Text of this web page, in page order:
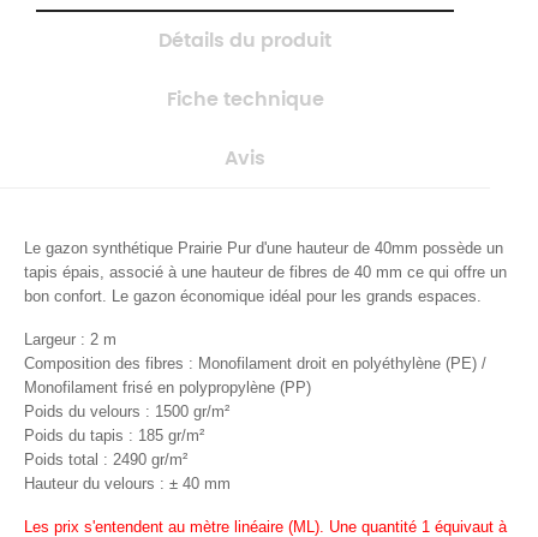
Détails du produit
Fiche technique
Avis
Le gazon synthétique Prairie Pur d'une hauteur de 40mm possède un
tapis épais, associé à une hauteur de fibres de 40 mm ce qui offre un
bon confort. Le gazon économique idéal pour les grands espaces.
Largeur : 2 m
Composition des fibres : Monofilament droit en polyéthylène (PE) /
Monofilament frisé en polypropylène (PP)
Poids du velours : 1500 gr/m²
Poids du tapis : 185 gr/m²
Poids total : 2490 gr/m²
Hauteur du velours : ± 40 mm
Les prix s'entendent au mètre linéaire (ML). Une quantité 1 équivaut à